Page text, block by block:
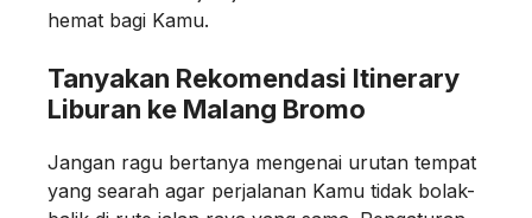
hemat bagi Kamu.
Tanyakan Rekomendasi Itinerary
Liburan ke Malang Bromo
Jangan ragu bertanya mengenai urutan tempat
yang searah agar perjalanan Kamu tidak bolak-